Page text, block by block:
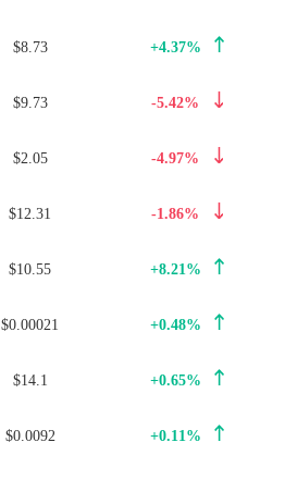
$8.73 +4.37%
$9.73 -5.42%
$2.05 -4.97%
$12.31 -1.86%
$10.55 +8.21%
$0.00021 +0.48%
$14.1 +0.65%
$0.0092 +0.11%